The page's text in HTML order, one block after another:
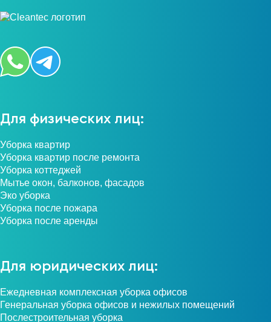
Для физических лиц:
Уборка квартир
Уборка квартир после ремонта
Уборка коттеджей
Мытье окон, балконов, фасадов
Эко уборка
Уборка после пожара
Уборка после аренды
Для юридических лиц:
Ежедневная комплексная уборка офисов
Генеральная уборка офисов и нежилых помещений
Послестроительная уборка